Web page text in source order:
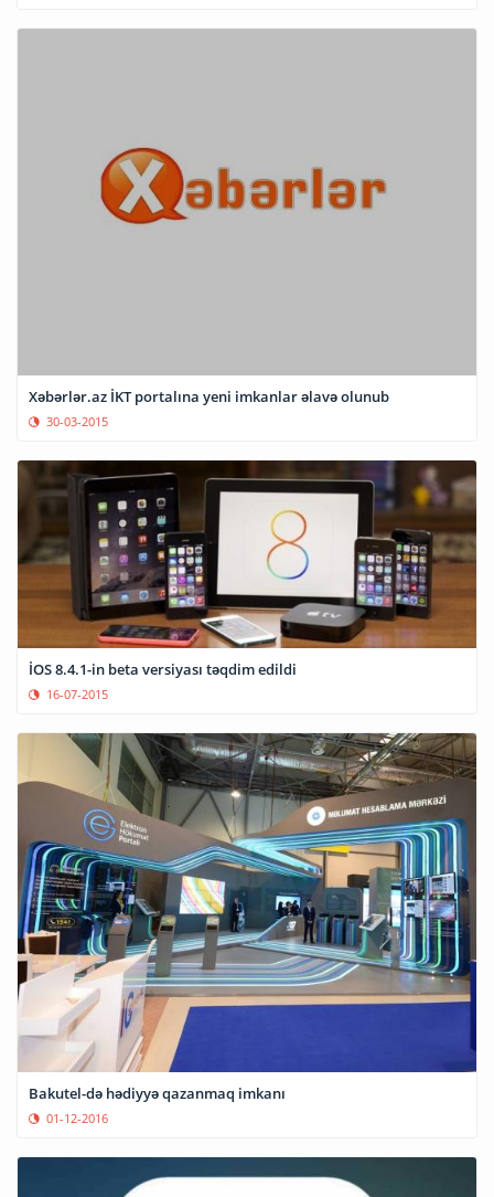
Xəbərlər.az İKT portalına yeni imkanlar əlavə olunub
30-03-2015
İOS 8.4.1-in beta versiyası təqdim edildi
16-07-2015
Bakutel-də hədiyyə qazanmaq imkanı
01-12-2016